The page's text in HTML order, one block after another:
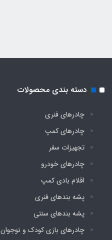
دسته بندی محصولات
چادرهای فنری
چادرهای کمپ
تجهیزات سفر
چادرهای خودرو
اقلام بادی کمپ
پشه‌ بندهای فنری
پشه‌ بندهای سنتی
چادرهای بازی کودک و نوجوان